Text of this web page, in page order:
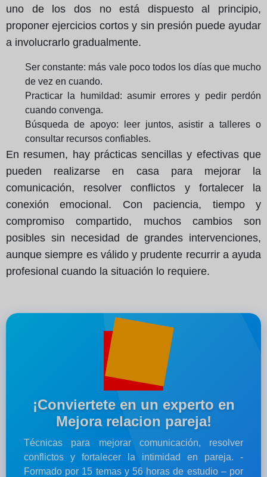
uno de los dos no está dispuesto al principio,
proponer ejercicios cortos y sin presión puede ayudar
a involucrarlo gradualmente.
Ser constante: más vale poco todos los días que mucho
de vez en cuando.
Practicar la humildad: asumir errores y pedir perdón
cuando convenga.
Búsqueda de apoyo: leer juntos, asistir a talleres o
consultar recursos confiables.
En resumen, hay prácticas sencillas y efectivas que
pueden realizarse en casa para mejorar la
comunicación, resolver conflictos y fortalecer la
conexión emocional. Con paciencia, tiempo y
compromiso compartido, muchos cambios son
posibles sin necesidad de grandes intervenciones,
aunque siempre es válido y prudente recurrir a ayuda
profesional cuando la situación lo requiere.
¡Conviertete en un experto en
Mejora relacion pareja!
Técnicas para mejorar comunicación, resolver
conflictos y fortalecer la intimidad en pareja. -
Formado por 15 temas y 56 horas de estudio – por